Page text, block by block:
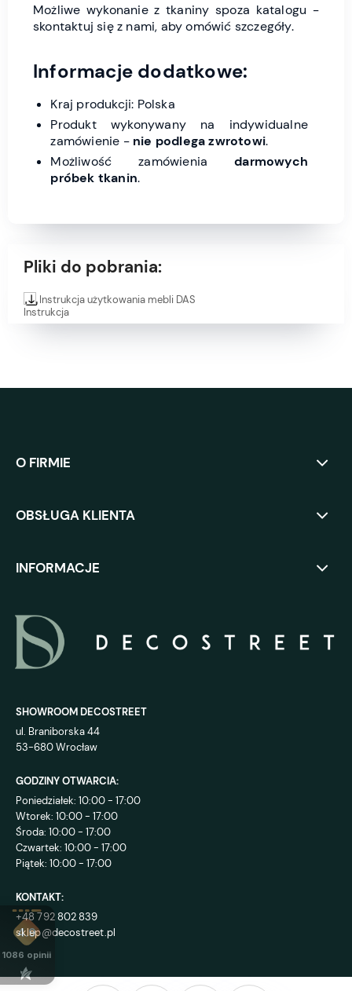
Możliwe wykonanie z tkaniny spoza katalogu -
skontaktuj się z nami, aby omówić szczegóły.
Informacje dodatkowe:
Kraj produkcji: Polska
Produkt wykonywany na indywidualne
zamówienie - nie podlega zwrotowi.
Możliwość zamówieniadarmowych
próbek tkanin.
Pliki do pobrania:
Instrukcja użytkowania mebli DAS
O FIRMIE
OBSŁUGA KLIENTA
INFORMACJE
SHOWROOM DECOSTREET
ul. Braniborska 44
53-680 Wrocław
GODZINY OTWARCIA:
Poniedziałek: 10:00 - 17:00
Wtorek: 10:00 - 17:00
Środa: 10:00 - 17:00
Czwartek: 10:00 - 17:00
Piątek: 10:00 - 17:00
KONTAKT:
+48 792 802 839
sklep@decostreet.pl
4.9
1086 opinii